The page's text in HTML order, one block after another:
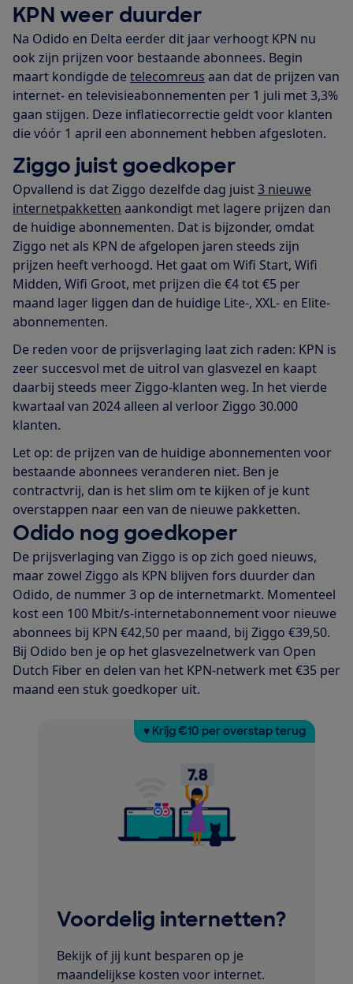
KPN weer duurder
Na Odido en Delta eerder dit jaar verhoogt KPN nu
ook zijn prijzen voor bestaande abonnees. Begin
maart kondigde detelecomreus aan dat de prijzen van
internet- en televisieabonnementen per 1 juli met 3,3%
gaan stijgen. Deze inflatiecorrectie geldt voor klanten
die vóór 1 april een abonnement hebben afgesloten.
Ziggo juist goedkoper
Opvallend is dat Ziggo dezelfde dag juist3 nieuwe
internetpakketten aankondigt met lagere prijzen dan
de huidige abonnementen. Dat is bijzonder, omdat
Ziggo net als KPN de afgelopen jaren steeds zijn
prijzen heeft verhoogd. Het gaat om Wifi Start, Wifi
Midden, Wifi Groot, met prijzen die €4 tot €5 per
maand lager liggen dan de huidige Lite-, XXL- en Elite-
abonnementen.
De reden voor de prijsverlaging laat zich raden: KPN is
zeer succesvol met de uitrol van glasvezel en kaapt
daarbij steeds meer Ziggo-klanten weg. In het vierde
kwartaal van 2024 alleen al verloor Ziggo 30.000
klanten.
Let op: de prijzen van de huidige abonnementen voor
bestaande abonnees veranderen niet. Ben je
contractvrij, dan is het slim om te kijken of je kunt
overstappen naar een van de nieuwe pakketten.
Odido nog goedkoper
De prijsverlaging van Ziggo is op zich goed nieuws,
maar zowel Ziggo als KPN blijven fors duurder dan
Odido, de nummer 3 op de internetmarkt. Momenteel
kost een 100 Mbit/s-internetabonnement voor nieuwe
abonnees bij KPN €42,50 per maand, bij Ziggo €39,50.
Bij Odido ben je op het glasvezelnetwerk van Open
Dutch Fiber en delen van het KPN-netwerk met €35 per
maand een stuk goedkoper uit.
♥ Krijg €10 per overstap terug
Voordelig internetten?
Bekijk of jij kunt besparen op je
maandelijkse kosten voor internet.